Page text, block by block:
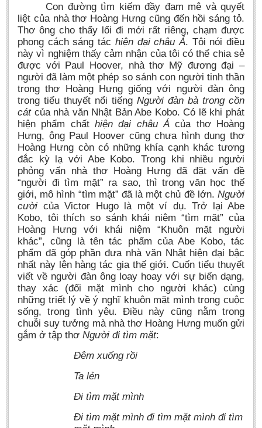
Con đường tìm kiếm đầy đam mê và quyết
liệt của nhà thơ Hoàng Hưng cũng đến hồi sáng tỏ.
Thơ ông cho thấy lối đi mới rất riêng, chạm được
phong cách sáng tác hiện đại châu Á. Tôi nói điều
này vì nghiệm thấy cảm nhận của tôi có thể chia sẻ
được với Paul Hoover, nhà thơ Mỹ đương đại –
người đã làm một phép so sánh con người tinh thần
trong thơ Hoàng Hưng giống với người đàn ông
trong tiểu thuyết nổi tiếng Người đàn bà trong cồn
cát của nhà văn Nhật Bản Abe Kobo. Có lẽ khi phát
hiện phẩm chất hiện đại châu Á của thơ Hoàng
Hưng, ông Paul Hoover cũng chưa hình dung thơ
Hoàng Hưng còn có những khía cạnh khác tương
đắc kỳ lạ với Abe Kobo. Trong khi nhiều người
phỏng vấn nhà thơ Hoàng Hưng đã đặt vấn đề
“người đi tìm mặt” ra sao, thì trong văn học thế
giới, mô hình “tìm mặt” đã là một chủ đề lớn. Người
cười của Victor Hugo là một ví dụ. Trở lại Abe
Kobo, tôi thích so sánh khái niệm “tìm mặt” của
Hoàng Hưng với khái niệm “Khuôn mặt người
khác”, cũng là tên tác phẩm của Abe Kobo, tác
phẩm đã góp phần đưa nhà văn Nhật hiện đại bậc
nhất này lên hàng tác gia thế giới. Cuốn tiểu thuyết
viết về người đàn ông loay hoay với sự biến dạng,
thay xác (đổi mặt mình cho người khác) cùng
những triết lý về ý nghĩ khuôn mặt mình trong cuộc
sống, trong tình yêu. Điều này cũng nằm trong
chuỗi suy tưởng mà nhà thơ Hoàng Hưng muốn gửi
gắm ở tập thơ Người đi tìm mặt:
Đêm xuống rồi
Ta lẻn
Đi tìm mặt mình
Đi tìm mặt mình đi tìm mặt mình đi tìm